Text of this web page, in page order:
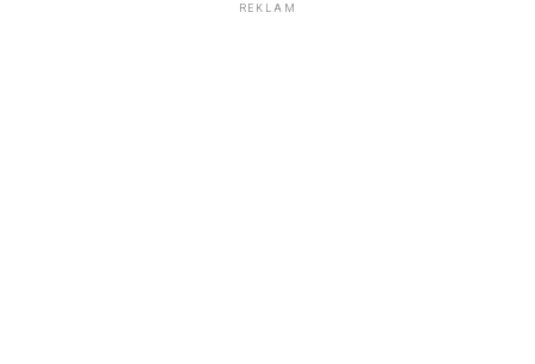
REKLAM